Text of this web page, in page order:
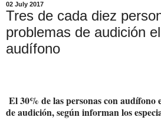
02 July 2017
Tres de cada diez
problemas de audición
audífono
El 30% de las personas con audífono
de audición, según informan los